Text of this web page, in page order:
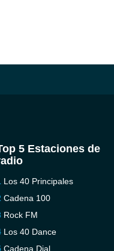
5 Estaciones de
Los 40 Principales
Cadena 100
Rock FM
Los 40 Dance
Cadena Dial